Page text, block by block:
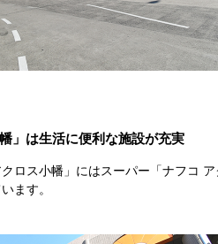
」は生活に便利な施設が充実
クロス小幡」にはスーパー「ナフコ
ます。